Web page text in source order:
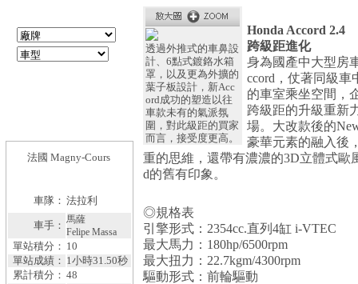
法國 Magny-Cours
車隊： 法拉利
車手： 馬薩
Felipe Massa
單站積分： 10
單站成績： 1小時31.50秒
累計積分： 48
透過外推式的車鼻設
計、6點式鍍鉻水箱
罩，以及更為外擴的
葉子板設計，新Acc
ord成功的塑造以往
車款未有的氣派氛
圍，對此級距的買家
而言，接受度更高。
Honda Accord 2.4
跨級距進化
身為國產中大型房
ccord，仗著同級
的車室乘坐空間，
跨級距的升級重新
場。大改款後的
豪華元素的融入後
重的思維，還帶有濃濃的3D立體式歐
d的舊有印象。
◎規格表
引擎形式：2354cc.直列4缸 i-VTEC
最大馬力：180hp/6500rpm
最大扭力：22.7kgm/4300rpm
驅動形式：前輪驅動